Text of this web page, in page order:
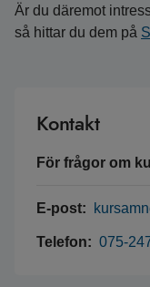
Är du däremot
så hittar du dem på
Kontakt
För frågor om
E-post:
Telefon: 075-